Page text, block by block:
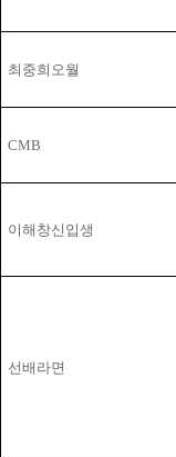
최중희오월
CMB
이해창신입생
선배라면